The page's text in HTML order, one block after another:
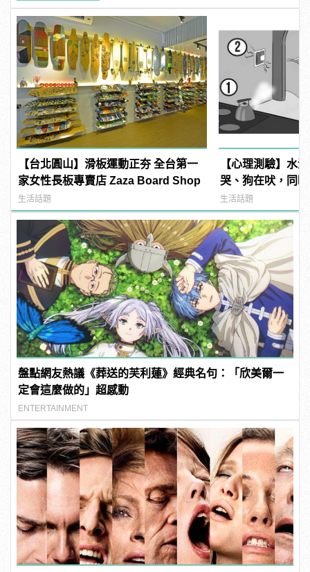
【台北圓山】滑板運動正夯 全台第一
家女性長板專賣店 Zaza Board Shop
生活話題
【心理測驗】水
哭、狗在吠，同
件事？ |
生活話題
盤點網友熱議《葬送的芙利蓮》經典名句：「欣美爾一
定會這麼做的」超感動
ENTERTAINMENT